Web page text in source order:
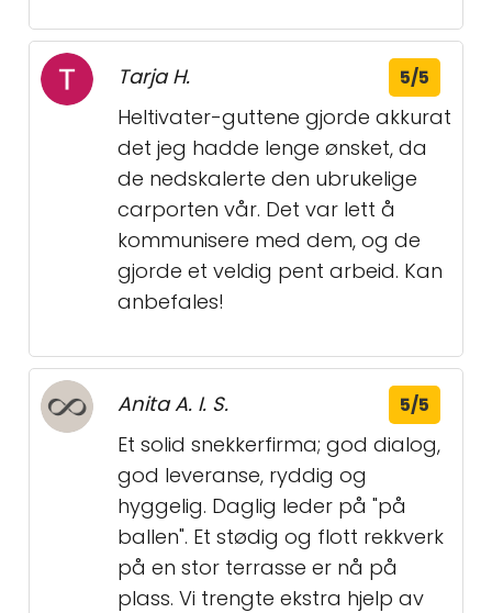
Tarja H. 5/5
Heltivater-guttene gjorde akkurat
det jeg hadde lenge ønsket, da
de nedskalerte den ubrukelige
carporten vår. Det var lett å
kommunisere med dem, og de
gjorde et veldig pent arbeid. Kan
anbefales!
Anita A. I. S. 5/5
Et solid snekkerfirma; god dialog,
god leveranse, ryddig og
hyggelig. Daglig leder på "på
ballen". Et stødig og flott rekkverk
på en stor terrasse er nå på
plass. Vi trengte ekstra hjelp av